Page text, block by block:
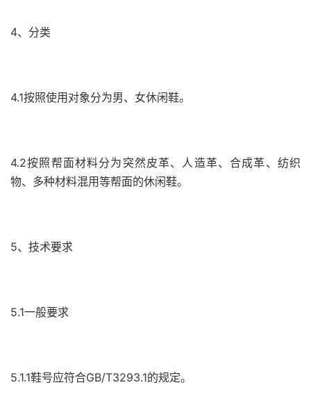
4、分类
4.1按照使用对象分为男、女休闲鞋。
4.2按照帮面材料分为突然皮革、人造革、合成革、纺织
物、多种材料混用等帮面的休闲鞋。
5、技术要求
5.1一般要求
5.1.1鞋号应符合GB/T3293.1的规定。